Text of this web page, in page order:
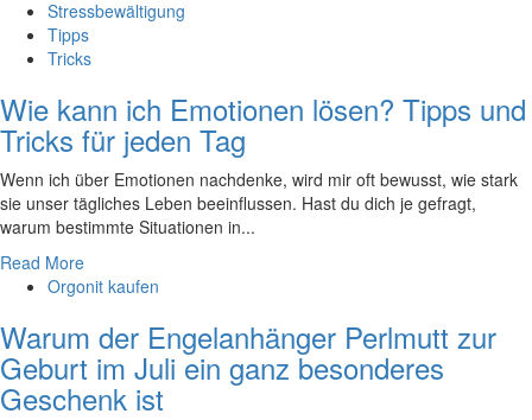
Stressbewältigung
Tipps
Tricks
Wie kann ich Emotionen lösen? Tipps und
Tricks für jeden Tag
Wenn ich über Emotionen nachdenke, wird mir oft bewusst, wie stark
‍sie ⁤unser ⁢tägliches Leben beeinflussen. Hast du dich je gefragt,
warum bestimmte ‌Situationen in...
Read More
Orgonit kaufen
Warum der Engelanhänger Perlmutt zur
Geburt im Juli ein ganz besonderes
Geschenk ist